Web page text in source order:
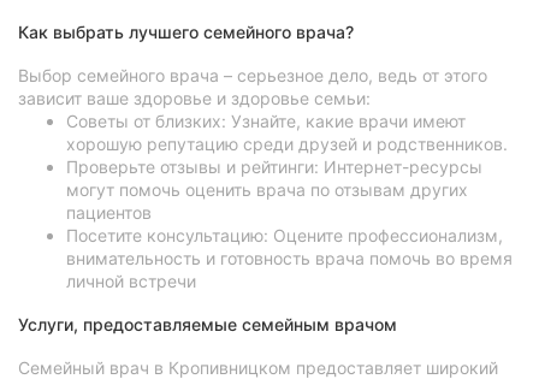
Как выбрать лучшего семейного врача?
Выбор семейного врача – серьезное дело, ведь от этого
зависит ваше здоровье и здоровье семьи:
Советы от близких: Узнайте, какие врачи имеют
хорошую репутацию среди друзей и родственников.
Проверьте отзывы и рейтинги: Интернет-ресурсы
могут помочь оценить врача по отзывам других
пациентов
Посетите консультацию: Оцените профессионализм,
внимательность и готовность врача помочь во время
личной встречи
Услуги, предоставляемые семейным врачом
Семейный врач в Кропивницком предоставляет широкий